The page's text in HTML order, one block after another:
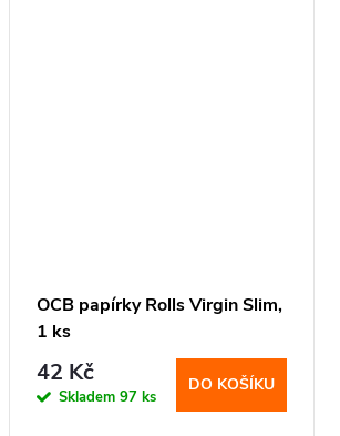
OCB papírky Rolls Virgin Slim,
1 ks
42 Kč
Skladem97 ks
DO KOŠÍKU